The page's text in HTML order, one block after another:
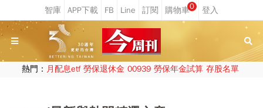
0
熱門： 月配息etf 勞保退休金 00939 勞保年金試算 存股名單